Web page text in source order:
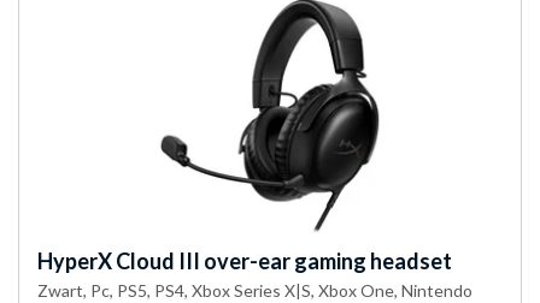
HyperXCloud III over-ear gaming headset
Zwart, Pc, PS5, PS4, Xbox Series X|S, Xbox One, Nintendo